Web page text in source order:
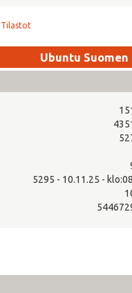
Tilastot
Ubuntu
5295 - 10.11.25 -